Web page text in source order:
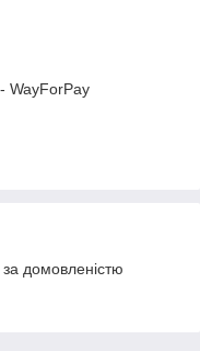
WayForPay
домовленістю